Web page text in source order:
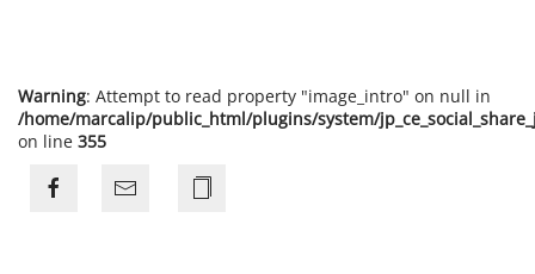
Warning: Attempt to read property "image_intro" on null in
/home/marcalip/public_html/plugins/system/
on line 355